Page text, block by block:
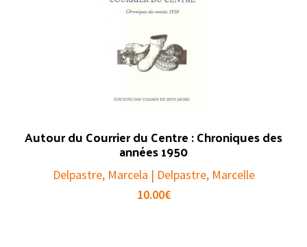
Autour du Courrier du Centre : Chroniques des
années 1950
Delpastre, Marcela | Delpastre, Marcelle
10.00€